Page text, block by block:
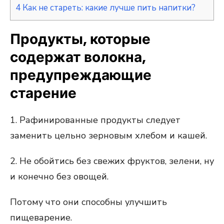
4 Как не стареть: какие лучше пить напитки?
Продукты, которые
содержат волокна,
предупреждающие
старение
1. Рафинированные продукты следует
заменить цельно зерновым хлебом и кашей.
2. Не обойтись без свежих фруктов, зелени, ну
и конечно без овощей.
Потому что они способны улучшить
пищеварение.